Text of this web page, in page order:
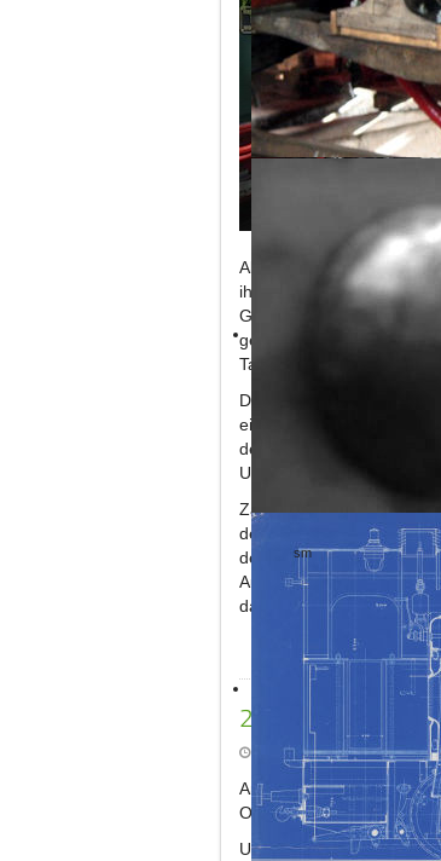
Allzeit gute und
ihrer Personale im
Geistlichen zuvor um die
gerne nachkam und der
Tages den kirchlichen
Die feierliche Einsegnung
ein besonderes Anliegen.
der Brohltalbahn ein
Unfällen und
Zahlreiche Vertreter des
des VfL Brohl, der
der „11
sm“ am
Aufwand zu neuem
das Brohltal in Richtung
25.04.2015
Erstellt: Mittwoch, 29.
Am 25.04.2015 wurde
Oberzissen und zurück.
Um 10.30 Uhr verkehrte